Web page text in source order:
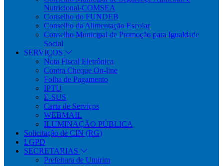
Nutricional-COMSEA
Conselho do FUNDEB
Conselho da Alimentação Escolar
Conselho Municipal de Promoção para Igualdade
Social
SERVIÇOS
Nota Fiscal Eletrônica
Contra Cheque On-line
Folha de Pagamento
IPTU
E-SUS
Carta de Serviços
WEBMAIL
ILUMINAÇÃO PÚBLICA
Solicitação de CIN (RG)
LGPD
SECRETARIAS
Prefeitura de Umirim